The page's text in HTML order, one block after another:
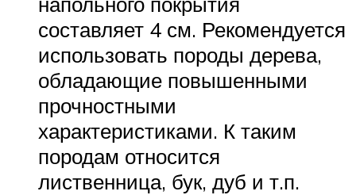
составляет 4 см. Рекомендуется
использовать породы дерева,
обладающие повышенными
прочностными
характеристиками. К таким
породам относится
лиственница, бук, дуб и т.п.